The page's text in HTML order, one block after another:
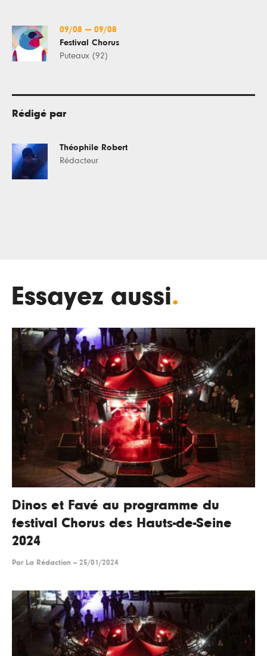
09/08 — 09/08
Festival Chorus
Puteaux (92)
Rédigé par
Théophile Robert
Rédacteur
Essayez aussi.
Dinos et Favé au programme du
festival Chorus des Hauts-de-Seine
2024
Par La Rédaction -- 25/01/2024